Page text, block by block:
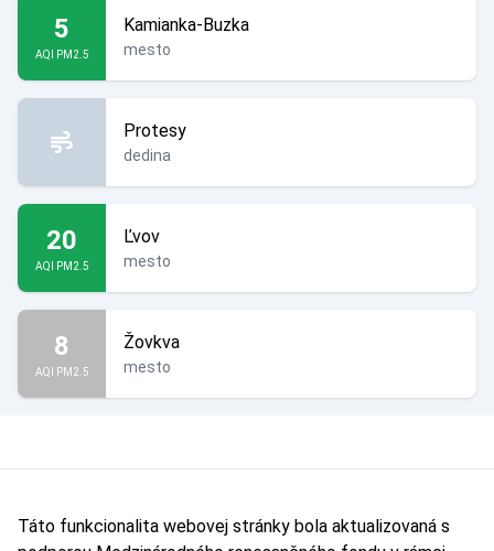
5
AQI PM2.5
Kamianka-Buzka
mesto
Protesy
dedina
20
AQI PM2.5
Ľvov
mesto
8
AQI PM2.5
Žovkva
mesto
Táto funkcionalita webovej stránky bola aktualizovaná s